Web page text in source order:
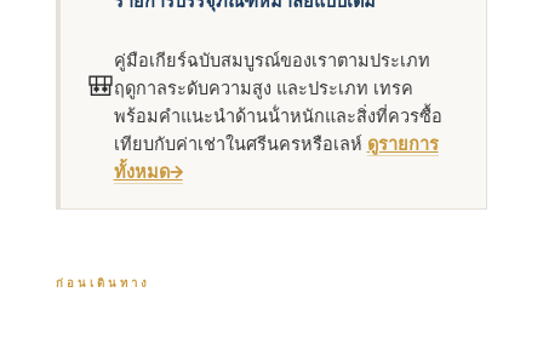
🎒
คู่มือเกียร์ฉบับสมบูรณ์ของเราตามประเภท
ฤดูกาลระดับความสูง และประเภท เทรค
พร้อมคําแนะนําด้านน้ําหนักและสิ่งที่ควรซื้อ
เทียบกับค่าเช่าในศรีนครหรือเลห์ ดูรายการ
ทั้งหมด→
ก่อนเดินทาง